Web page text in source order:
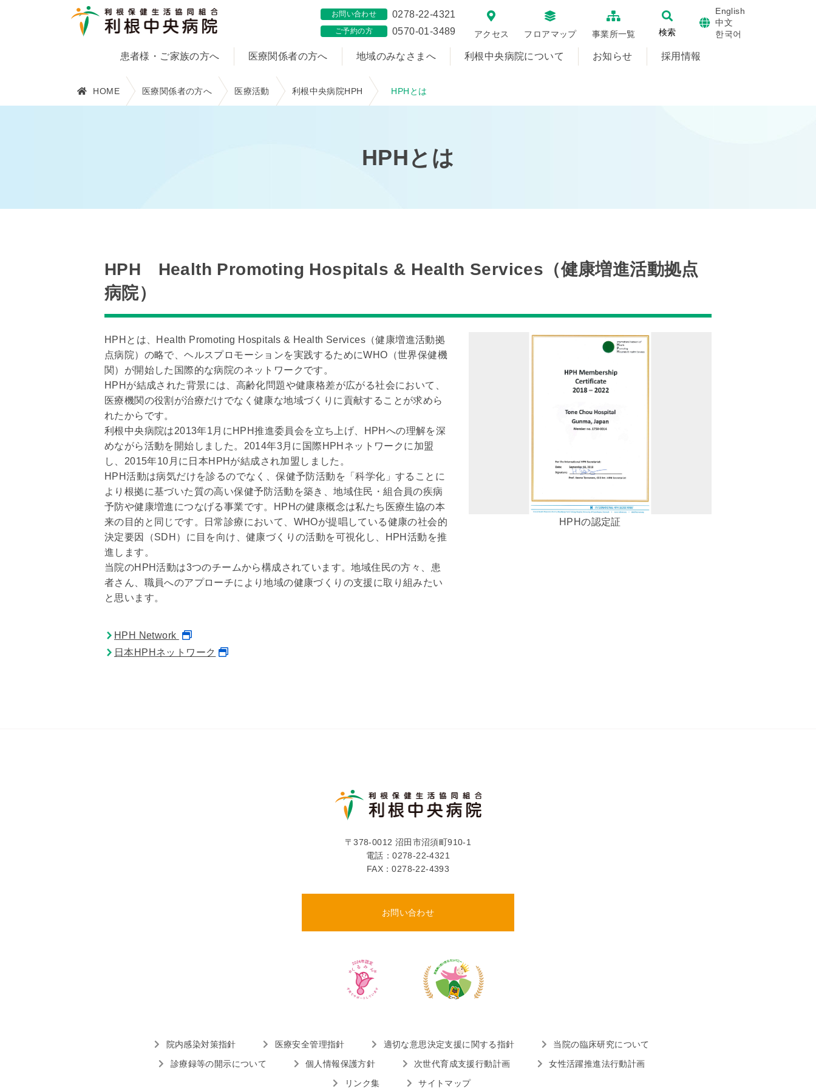
患者様・ご家族の方へ 医療関係者の方へ 地域のみなさまへ 利根中央病院について お知らせ 採用情報
お問い合わせ 0278-22-4321
ご予約の方 0570-01-3489 アクセス フロアマップ 事業所一覧 検索
English
中文
한국어
HOME 医療関係者の方へ 医療活動 利根中央病院HPH HPHとは
HPHとは
HPH Health Promoting Hospitals & Health Services（健康増進活動拠点
病院）
HPHの認定証
HPHとは、Health Promoting Hospitals & Health Services（健康増進活動拠
点病院）の略で、ヘルスプロモーションを実践するためにWHO（世界保健機
関）が開始した国際的な病院のネットワークです。
HPHが結成された背景には、高齢化問題や健康格差が広がる社会において、
医療機関の役割が治療だけでなく健康な地域づくりに貢献することが求めら
れたからです。
利根中央病院は2013年1月にHPH推進委員会を立ち上げ、HPHへの理解を深
めながら活動を開始しました。2014年3月に国際HPHネットワークに加盟
し、2015年10月に日本HPHが結成され加盟しました。
HPH活動は病気だけを診るのでなく、保健予防活動を「科学化」することに
より根拠に基づいた質の高い保健予防活動を築き、地域住民・組合員の疾病
予防や健康増進につなげる事業です。HPHの健康概念は私たち医療生協の本
来の目的と同じです。日常診療において、WHOが提唱している健康の社会的
決定要因（SDH）に目を向け、健康づくりの活動を可視化し、HPH活動を推
進します。
当院のHPH活動は3つのチームから構成されています。地域住民の方々、患
者さん、職員へのアプローチにより地域の健康づくりの支援に取り組みたい
と思います。
HPH Network
日本HPHネットワーク
〒378-0012 沼田市沼須町910-1
電話：0278-22-4321
FAX：0278-22-4393
お問い合わせ
院内感染対策指針 医療安全管理指針 適切な意思決定支援に関する指針
当院の臨床研究について
診療録等の開示について
個人情報保護方針 次世代育成支援行動計画
女性活躍推進法行動計画
リンク集
サイトマップ